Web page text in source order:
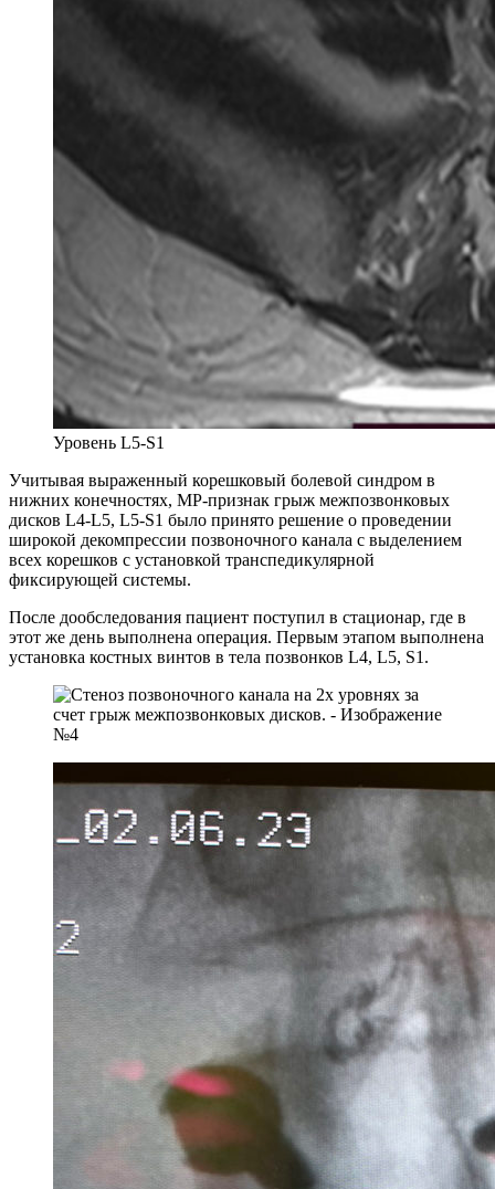
Уровень L5-S1
Учитывая выраженный корешковый болевой синдром в
нижних конечностях, МР-признак грыж межпозвонковых
дисков L4-L5, L5-S1 было принято решение о проведении
широкой декомпрессии позвоночного канала с выделением
всех корешков с установкой транспедикулярной
фиксирующей системы.
После дообследования пациент поступил в стационар, где в
этот же день выполнена операция. Первым этапом выполнена
установка костных винтов в тела позвонков L4, L5, S1.